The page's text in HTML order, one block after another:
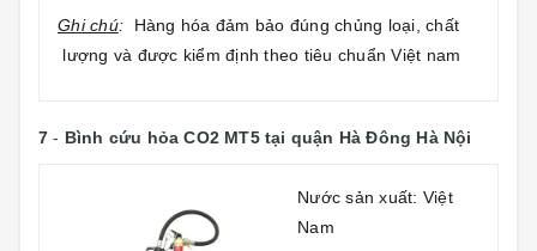
Ghi chú: Hàng hóa đảm bảo đúng chủng loại, chất
lượng và được kiểm định theo tiêu chuẩn Việt nam
7 - Bình cứu hỏa CO2 MT5tại quận Hà Đông Hà Nội
Nước sản xuất: Việt
Nam